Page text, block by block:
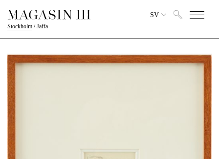
Stockholm /Jaffa
SV